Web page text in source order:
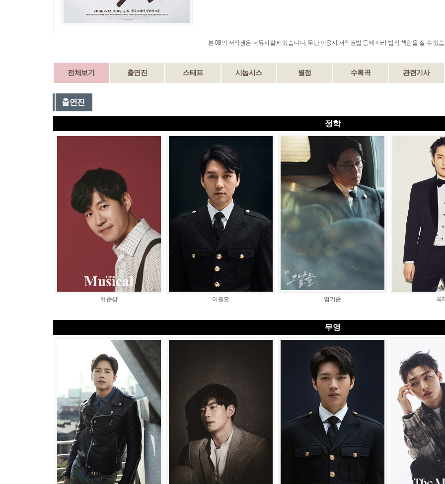
본 DB의 저작권은 더뮤지컬에 있습니다. 무단 이용시 저작권법 등에 따라 법적 책임을 질 수 있
전체보기 출연진 스태프 시놉시스 별점 수록곡 관련기사
출연진
정학
유준상 이필모 엄기준 최
무영